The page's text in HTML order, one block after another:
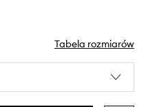
Tabela rozmiarów